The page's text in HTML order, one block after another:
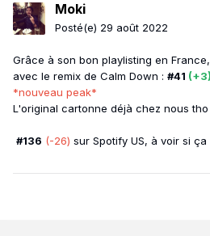
Moki
Posté(e) 29 août 2022
Grâce à son bon playlisting en
avec le remix de Calm Down : #41 (+3)
*nouveau peak*
L'original cartonne déjà chez nous
#136 (-26) sur Spotify US, à voir si